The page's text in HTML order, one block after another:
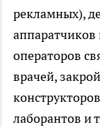
рекламных),
операторов
врачей,
лаборантов и